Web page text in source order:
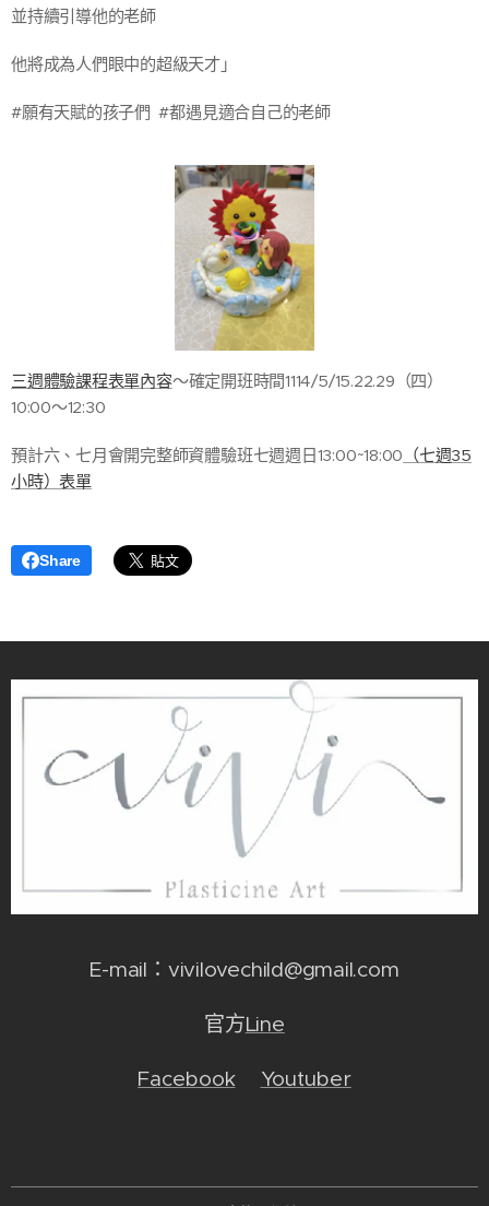
並持續引導他的老師
他將成為人們眼中的超級天才」
#願有天賦的孩子們 #都遇見適合自己的老師
三週體驗課程表單內容～確定開班時間1114/5/15.22.29（四）
10:00～12:30
預計六、七月會開完整師資體驗班七週週日13:00~18:00 （七週35
小時）表單
Share
E-mail：vivilovechild@gmail.com
官方Line
Facebook Youtuber